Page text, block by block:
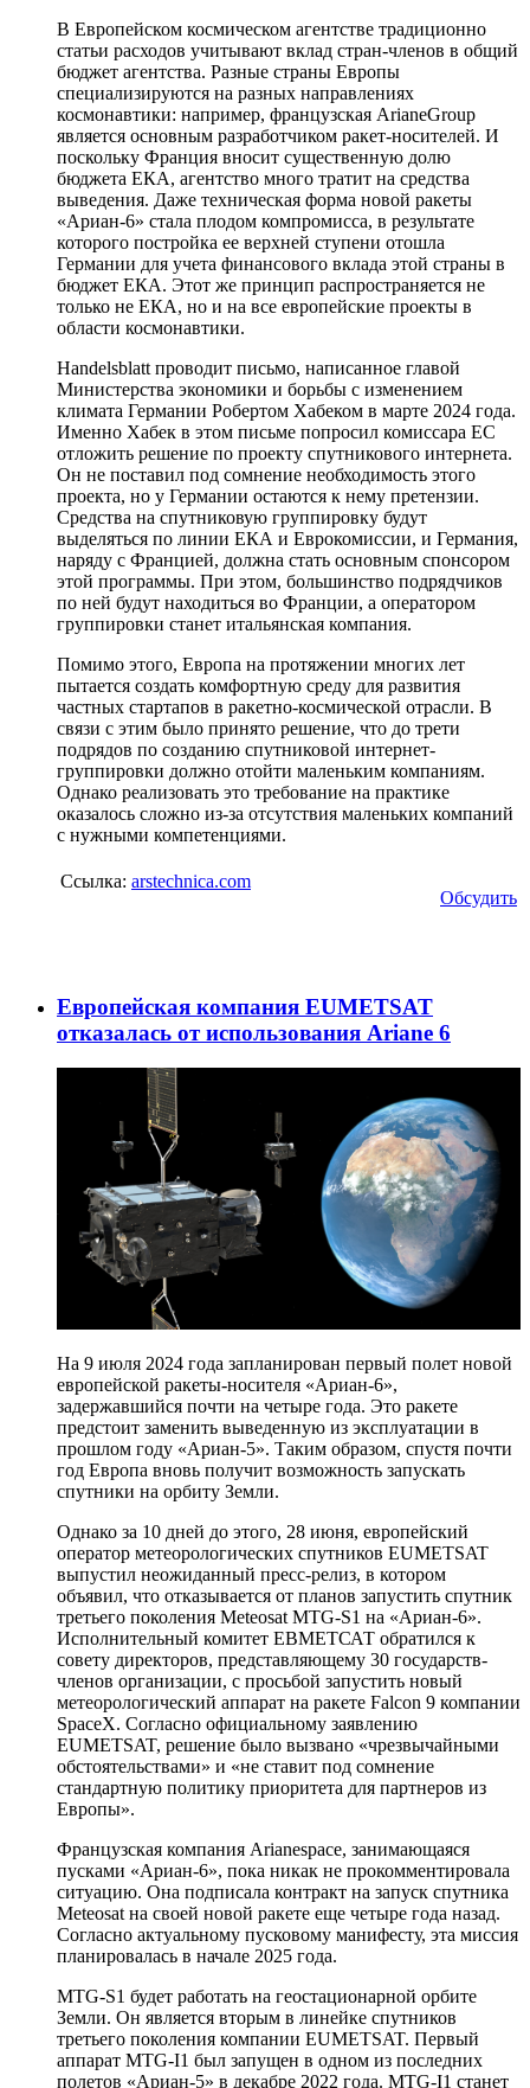
В Европейском космическом агентстве традиционно
статьи расходов учитывают вклад стран-членов в общий
бюджет агентства. Разные страны Европы
специализируются на разных направлениях
космонавтики: например, французская ArianeGroup
является основным разработчиком ракет-носителей. И
поскольку Франция вносит существенную долю
бюджета ЕКА, агентство много тратит на средства
выведения. Даже техническая форма новой ракеты
«Ариан-6» стала плодом компромисса, в результате
которого постройка ее верхней ступени отошла
Германии для учета финансового вклада этой страны в
бюджет ЕКА. Этот же принцип распространяется не
только не ЕКА, но и на все европейские проекты в
области космонавтики.
Handelsblatt проводит письмо, написанное главой
Министерства экономики и борьбы с изменением
климата Германии Робертом Хабеком в марте 2024 года.
Именно Хабек в этом письме попросил комиссара ЕС
отложить решение по проекту спутникового интернета.
Он не поставил под сомнение необходимость этого
проекта, но у Германии остаются к нему претензии.
Средства на спутниковую группировку будут
выделяться по линии ЕКА и Еврокомиссии, и Германия,
наряду с Францией, должна стать основным спонсором
этой программы. При этом, большинство подрядчиков
по ней будут находиться во Франции, а оператором
группировки станет итальянская компания.
Помимо этого, Европа на протяжении многих лет
пытается создать комфортную среду для развития
частных стартапов в ракетно-космической отрасли. В
связи с этим было принято решение, что до трети
подрядов по созданию спутниковой интернет-
группировки должно отойти маленьким компаниям.
Однако реализовать это требование на практике
оказалось сложно из-за отсутствия маленьких компаний
с нужными компетенциями.
Ссылка: arstechnica.com
Обсудить
Европейская компания EUMETSAT
отказалась от использования Ariane 6
На 9 июля 2024 года запланирован первый полет новой
европейской ракеты-носителя «Ариан-6»,
задержавшийся почти на четыре года. Это ракете
предстоит заменить выведенную из эксплуатации в
прошлом году «Ариан-5». Таким образом, спустя почти
год Европа вновь получит возможность запускать
спутники на орбиту Земли.
Однако за 10 дней до этого, 28 июня, европейский
оператор метеорологических спутников EUMETSAT
выпустил неожиданный пресс-релиз, в котором
объявил, что отказывается от планов запустить спутник
третьего поколения Meteosat MTG-S1 на «Ариан-6».
Исполнительный комитет ЕВМЕТСАТ обратился к
совету директоров, представляющему 30 государств-
членов организации, с просьбой запустить новый
метеорологический аппарат на ракете Falcon 9 компании
SpaceX. Согласно официальному заявлению
EUMETSAT, решение было вызвано «чрезвычайными
обстоятельствами» и «не ставит под сомнение
стандартную политику приоритета для партнеров из
Европы».
Французская компания Arianespace, занимающаяся
пусками «Ариан-6», пока никак не прокомментировала
ситуацию. Она подписала контракт на запуск спутника
Meteosat на своей новой ракете еще четыре года назад.
Согласно актуальному пусковому манифесту, эта миссия
планировалась в начале 2025 года.
MTG-S1 будет работать на геостационарной орбите
Земли. Он является вторым в линейке спутников
третьего поколения компании EUMETSAT. Первый
аппарат MTG-I1 был запущен в одном из последних
полетов «Ариан-5» в декабре 2022 года. MTG-I1 станет